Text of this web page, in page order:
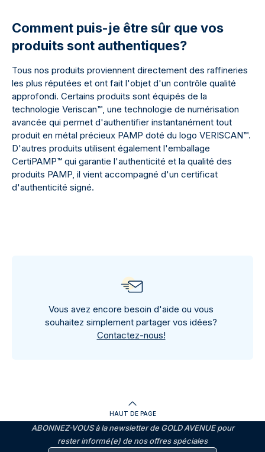
Comment puis-je être sûr que vos
produits sont authentiques?
Tous nos produits proviennent directement des raffineries
les plus réputées et ont fait l'objet d'un contrôle qualité
approfondi. Certains produits sont équipés de la
technologie Veriscan™, une technologie de numérisation
avancée qui permet d'authentifier instantanément tout
produit en métal précieux PAMP doté du logo VERISCAN™.
D'autres produits utilisent également l'emballage
CertiPAMP™ qui garantie l'authenticité et la qualité des
produits PAMP, il vient accompagné d'un certificat
d'authenticité signé.
Vous avez encore besoin d'aide ou vous
souhaitez simplement partager vos idées?
Contactez-nous!
HAUT DE PAGE
ABONNEZ-VOUS à la newsletter de GOLD AVENUE pour
rester informé(e) de nos offres spéciales